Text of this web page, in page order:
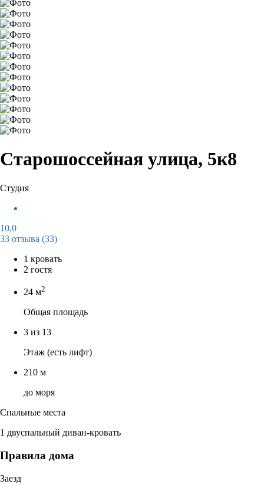
Старошоссейная улица, 5к8
Студия
10,0
33 отзыва (33)
1 кровать
2 гостя
24 м2
Общая площадь
3 из 13
Этаж (есть лифт)
210 м
до моря
Спальные места
1 двуспальный диван-кровать
Правила дома
Заезд